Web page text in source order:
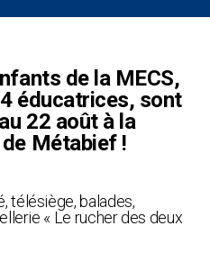
de la MECS,
éducatrices, sont
22 août à la
Métabief !
télésiège, balades,
« Le rucher des deux